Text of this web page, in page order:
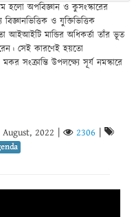
হলো অপবিজ্ঞান ও কুসংস্কারের
ও যুক্তিভিত্তিক
আইআইটি মান্ডির অধিকর্তা তাঁর ভূত
সেই কারণেই হয়তো
সংক্রান্তি উপলক্ষ্যে সূর্য নমস্কারে
2022 | 2306 |